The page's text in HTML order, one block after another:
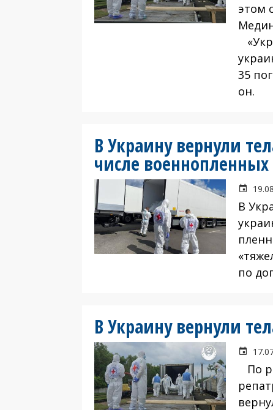
этом
35
он.
В Украину вернули
числе военнопленных
В
по
В Украину вернули
По